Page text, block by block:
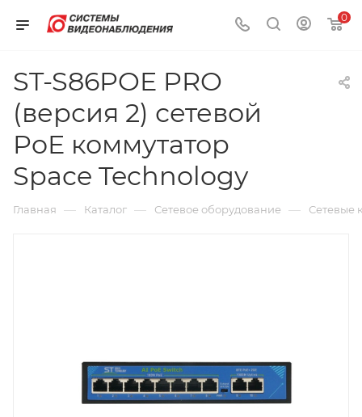
0
ST-S86POE PRO
(версия 2) сетевой
PoE коммутатор
Space Technology
Главная — Каталог — Сетевое оборудование — Сетевые